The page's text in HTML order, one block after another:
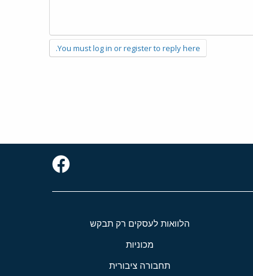
You must log in or register to reply here.
הלוואות לעסקים רק תבקש
מכוניות
תחבורה ציבורית